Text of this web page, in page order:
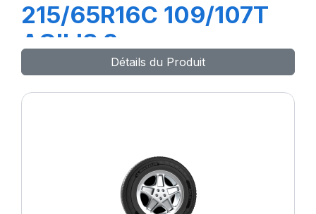
215/65R16C 109/107T
AGILIS 3
Détails du Produit